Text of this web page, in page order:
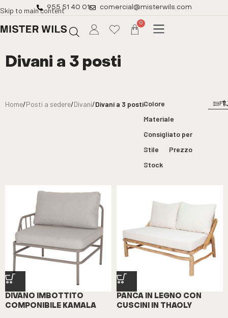
Skip to main content955 51 40 01 comercial@misterwils.com
0
Divani a 3 posti
Home/Posti a sedere/Divani/Divani a 3 postiColore
Materiale
Consigliato per
Stile
Prezzo
Stock
DIVANO IMBOTTITO
COMPONIBILE KAMALA
PANCA IN LEGNO CON
CUSCINI IN THAOLY